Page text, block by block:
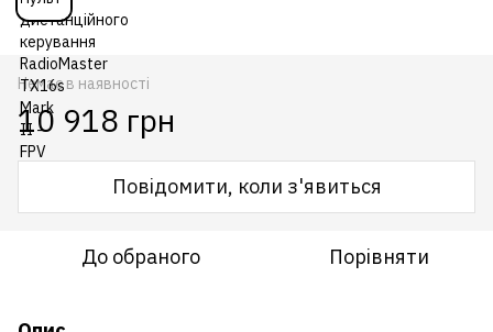
Немає в наявності
10 918 грн
Повідомити, коли з'явиться
До обраного Порівняти